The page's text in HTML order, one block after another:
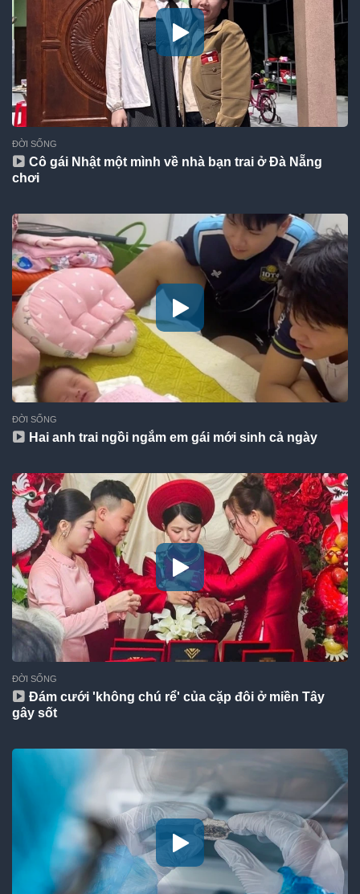
ĐỜI SỐNG
Cô gái Nhật một mình về nhà bạn trai ở Đà Nẵng
chơi
ĐỜI SỐNG
Hai anh trai ngồi ngắm em gái mới sinh cả ngày
ĐỜI SỐNG
Đám cưới 'không chú rể' của cặp đôi ở miền Tây
gây sốt